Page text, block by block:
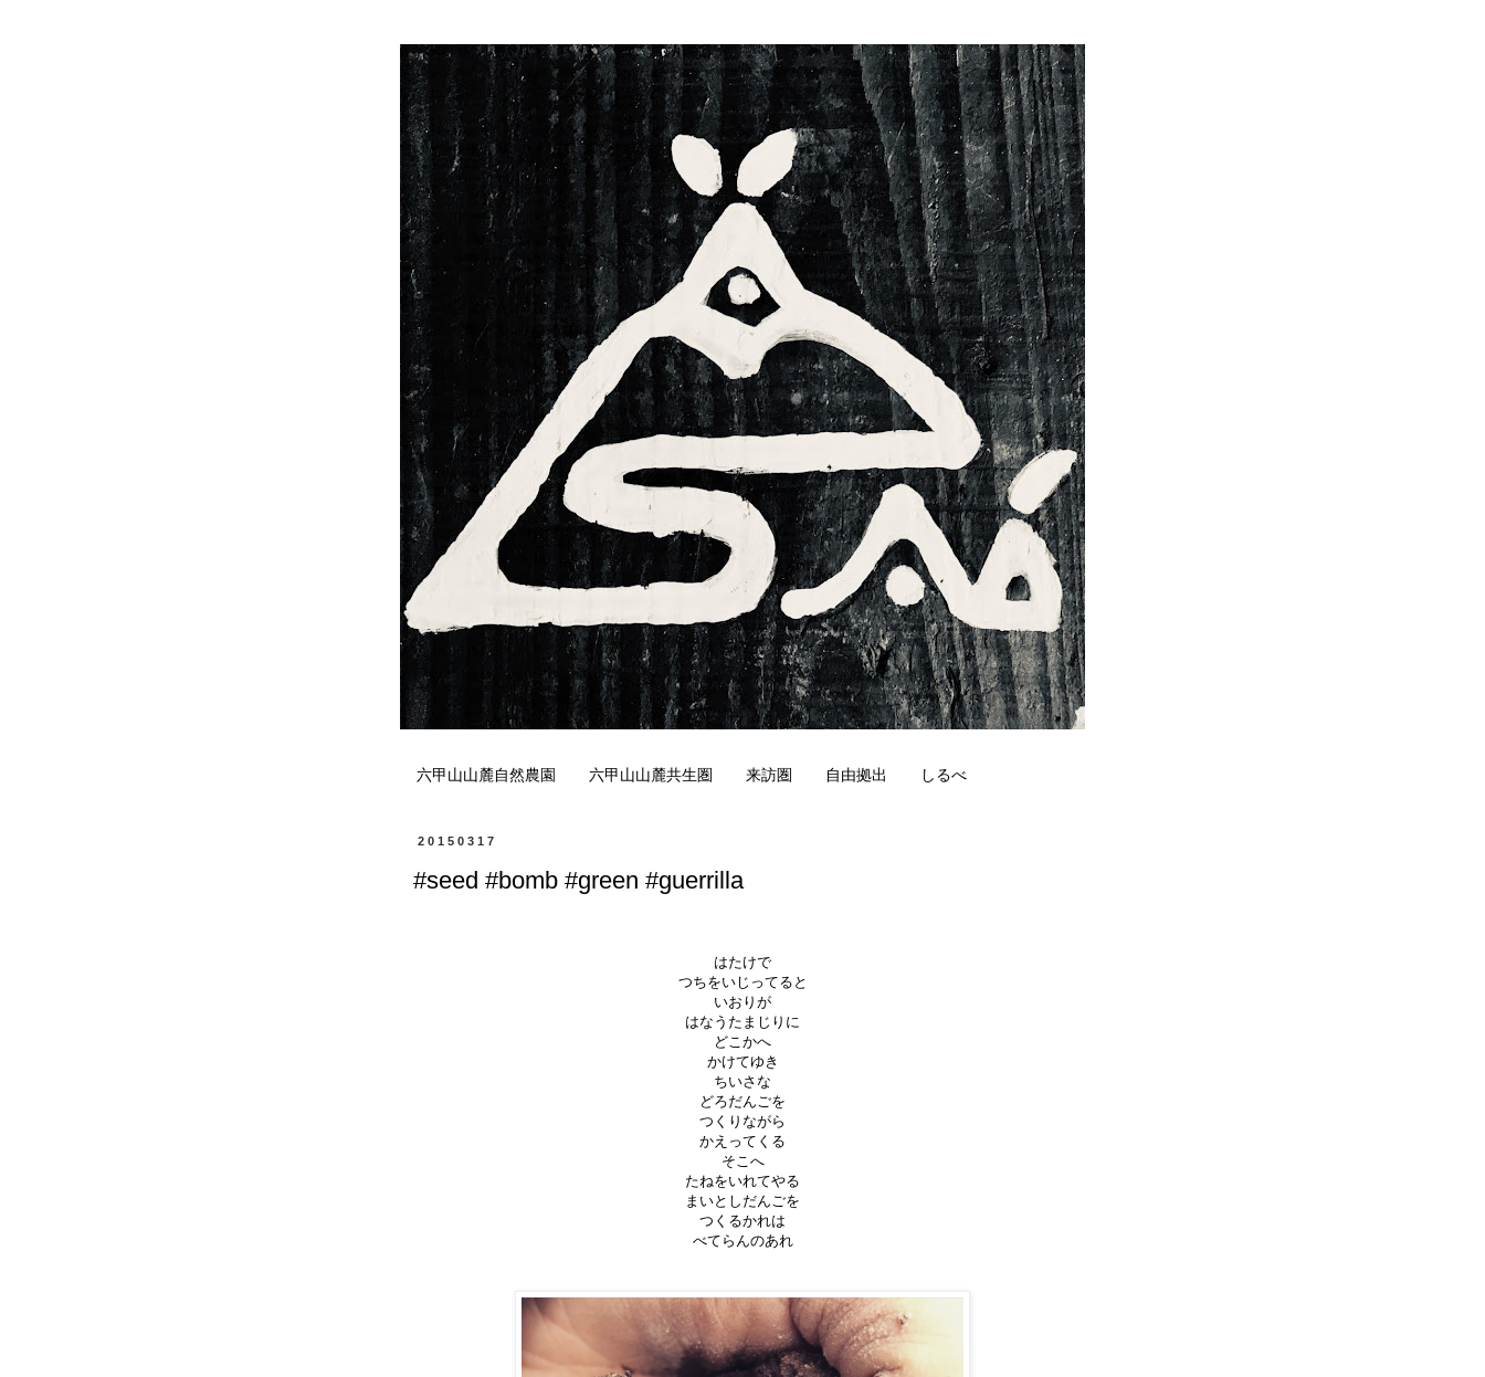
六甲山山麓自然農園 六甲山山麓共生圏 来訪圏 自由拠出 しるべ
20150317
#seed #bomb #green #guerrilla
はたけで
つちをいじってると
いおりが
はなうたまじりに
どこかへ
かけてゆき
ちいさな
どろだんごを
つくりながら
かえってくる
そこへ
たねをいれてやる
まいとしだんごを
つくるかれは
べてらんのあれ